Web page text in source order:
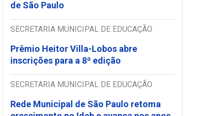
de São Paulo
SECRETARIA MUNICIPAL DE EDUCAÇÃO
Prêmio Heitor Villa-Lobos abre
inscrições para a 8ª edição
SECRETARIA MUNICIPAL DE EDUCAÇÃO
Rede Municipal de São Paulo retoma